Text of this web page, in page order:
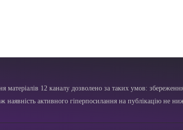
12 каналу дозволено за таких умов:
наявність активного гіперпосилання на публікацію не